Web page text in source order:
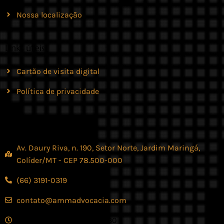
Nossa localização
Links úteis
Cartão de visita digital
Política de privacidade
Av. Daury Riva, n. 190, Setor Norte, Jardim Maringá,
Colíder/MT - CEP 78.500-000
(66) 3191-0319
contato@ammadvocacia.com